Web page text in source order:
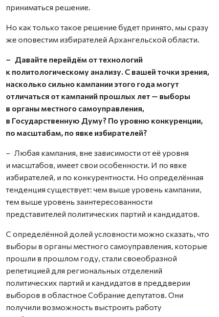
приниматься решение.
Но как только такое решение будет принято, мы сразу
же оповестим избирателей Архангельской области.
– Давайте перейдём от технологий
к политологическому анализу. С вашей точки зрения,
насколько сильно кампании этого года могут
отличаться от кампаний прошлых лет — выборы
в органы местного самоуправления,
в Государственную Думу? По уровню конкуренции,
по масштабам, по явке избирателей?
– Любая кампания, вне зависимости от её уровня
и масштабов, имеет свои особенности. И по явке
избирателей, и по конкурентности. Но определённая
тенденция существует: чем выше уровень кампании,
тем выше уровень заинтересованности
представителей политических партий и кандидатов.
С определённой долей условности можно сказать, что
выборы в органы местного самоуправления, которые
прошли в прошлом году, стали своеобразной
репетицией для региональных отделений
политических партий и кандидатов в преддверии
выборов в областное Собрание депутатов. Они
получили возможность выстроить работу